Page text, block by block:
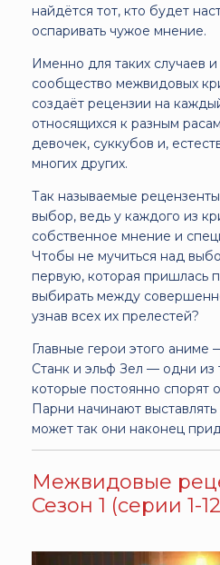
найдётся тот, кто будет
оспаривать чужое мнение.
Именно для таких случаев
сообщество межвидовых
создаёт рецензии на
относящихся к разным
девочек, суккубов и,
многих других.
Так называемые
выбор, ведь у каждого из
собственное мнение и
Чтобы не мучиться над
первую, которая пришлась
выбирать между
узнав всех их прелестей?
Главные герои этого
Станк и эльф Зел — одни из
которые постоянно спорят
Парни начинают
может так они наконец
Межвидовые
Сезон 1 (серии 1-